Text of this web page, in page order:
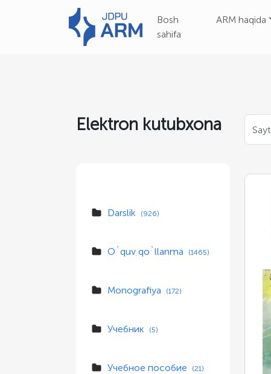
Bosh
sahifa
ARM haqida
Elektron kutubxona
Darslik (926)
O`quv qo`llanma (1465)
Monografiya (172)
Учебник (5)
Учебное пособие (21)